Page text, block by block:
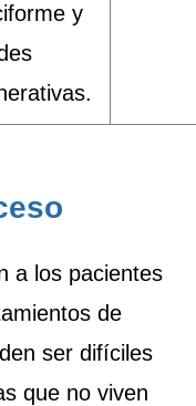
y
a los pacientes
de
ser difíciles
que no viven